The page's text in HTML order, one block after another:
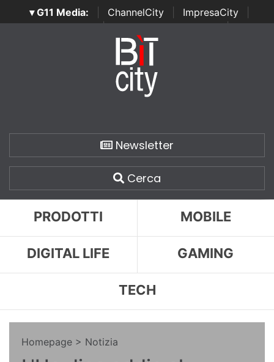
▾ G11 Media: ChannelCity ImpresaCity
SecurityOpenLab | Italian Channel Awards | Italian
Italian Security Awards
Newsletter
Cerca
PRODOTTI MOBILE
DIGITAL LIFE GAMING
TECH
Homepage > Notizia